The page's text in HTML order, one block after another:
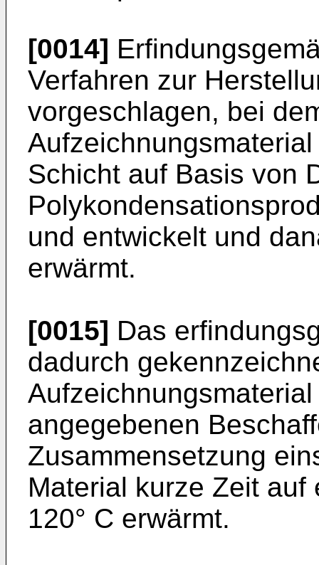
[0014]
Verfahren zur
vorgeschlagen, bei
Schicht auf Basis von
und entwickelt und
erwärmt.
[0015] Das
dadurch
angegebenen
Zusammensetzung
Material kurze Zeit auf
120° C erwärmt.